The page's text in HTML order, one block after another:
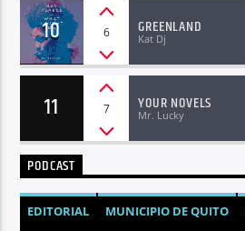
10 6 GREENLAND
Kat Dj
11 7 YOUR NOVELS
Mr. Lucky
PODCAST
EDITORIAL MUNICIPIO DE QUITO